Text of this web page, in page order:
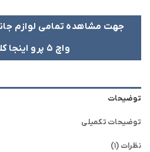
جهت مشاهده تمامی لوازم
واچ 5 پرو اینجا کلیک کنید
توضیحات
توضیحات تکمیلی
نظرات (1)